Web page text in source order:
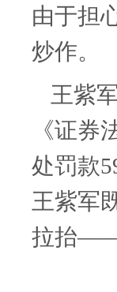
由于担
炒作。
王紫
《证券
处罚款
王紫军
拉抬——